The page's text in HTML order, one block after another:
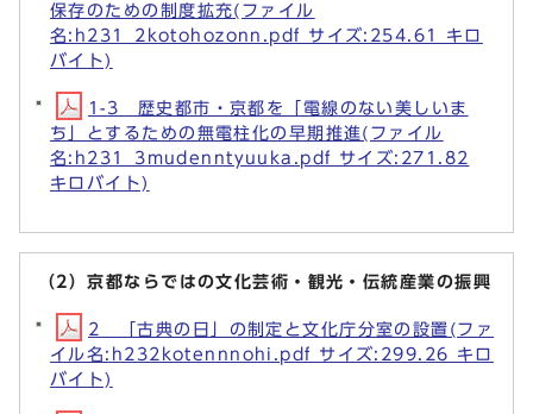
保存のための制度拡充(ファイル
名:h231_2kotohozonn.pdf サイズ:254.61 キロ
バイト)
1-3 歴史都市・京都を「電線のない美しいま
ち」とするための無電柱化の早期推進(ファイル
名:h231_3mudenntyuuka.pdf サイズ:271.82
キロバイト)
（2）京都ならではの文化芸術・観光・伝統産業の振興
2 「古典の日」の制定と文化庁分室の設置(ファ
イル名:h232kotennnohi.pdf サイズ:299.26 キロ
バイト)